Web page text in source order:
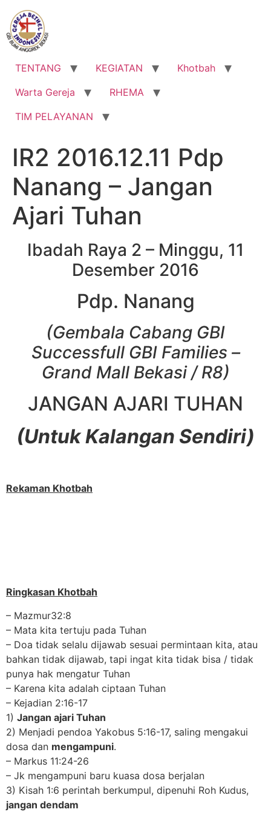
Lewati
konten
TENTANG KEGIATAN
Khotbah
Warta Gereja
RHEMA
TIM PELAYANAN
IR2 2016.12.11 Pdp
Nanang – Jangan
Ajari Tuhan
Ibadah Raya 2 – Minggu, 11
Desember 2016
Pdp. Nanang
(Gembala Cabang GBI
Successfull GBI Families –
Grand Mall Bekasi / R8)
JANGAN AJARI TUHAN
(Untuk Kalangan Sendiri)
Rekaman Khotbah
Ringkasan Khotbah
– Mazmur32:8
– Mata kita tertuju pada Tuhan
– Doa tidak selalu dijawab sesuai permintaan kita, atau
bahkan tidak dijawab, tapi ingat kita tidak bisa / tidak
punya hak mengatur Tuhan
– Karena kita adalah ciptaan Tuhan
– Kejadian 2:16-17
1) Jangan ajari Tuhan
2) Menjadi pendoa Yakobus 5:16-17, saling mengakui
dosa dan mengampuni.
– Markus 11:24-26
– Jk mengampuni baru kuasa dosa berjalan
3) Kisah 1:6 perintah berkumpul, dipenuhi Roh Kudus,
jangan dendam